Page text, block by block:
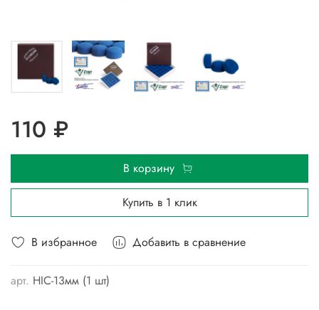
В избранное Добавить в сравнение
арт. HIC-13мм (1 шт)
110 ₽
В корзину
Купить в 1 клик